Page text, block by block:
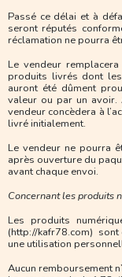
Passé ce délai et à
seront réputés
réclamation ne pourra
Le vendeur
produits livrés dont
auront été dûment
valeur ou par un
vendeur concèdera à
livré initialement.
Le vendeur ne pourra
après ouverture du
avant chaque envoi.
Concernant les produits
Les produits
(http://kafr78.com) sont
une utilisation
Aucun remboursement